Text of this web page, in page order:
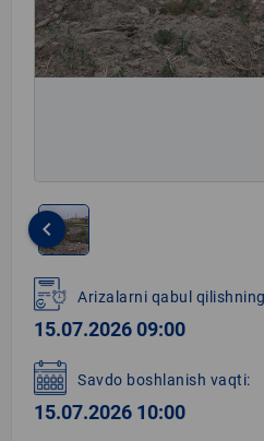
1
of
1
keyboard_arrow_left
Arizalarni qabul
15.07.2026 09:00
Savdo boshlanish vaqti:
15.07.2026 10:00